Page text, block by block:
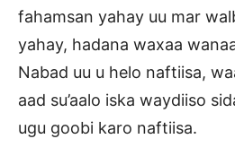
fahamsan yahay uu mar
yahay, hadana waxaa
Nabad uu u helo naftiisa,
aad su’aalo iska waydiiso
ugu goobi karo naftiisa.